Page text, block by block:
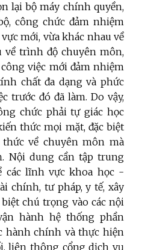
lại bộ máy chính quyền,
công chức đảm nhiệm
mới, vừa khác nhau về
về trình độ chuyên môn,
việc mới đảm nhiệm
chất đa dạng và phức
trước đó đã làm. Do vậy,
chức phải tự giác học
thức mọi mặt, đặc biệt
về chuyên môn mà
Nội dung cần tập trung
các lĩnh vực khoa học -
chính, tư pháp, y tế, xây
chú trọng vào các nội
hành hệ thống phần
hành chính và thực hiện
liên thông cổng dịch vụ